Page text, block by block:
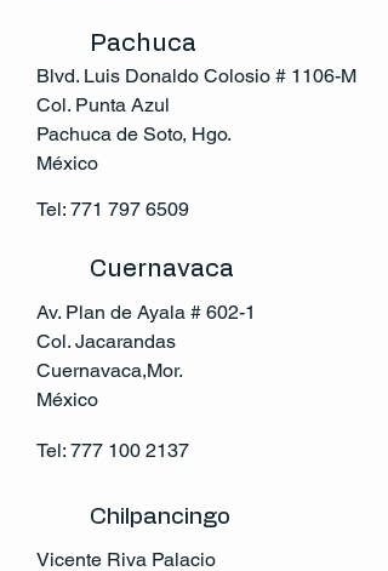
Pachuca
Blvd. Luis Donaldo Colosio # 1106-M
Col. Punta Azul
Pachuca de Soto, Hgo.
México
Tel: 771 797 6509
Cuernavaca
Av. Plan de Ayala # 602-1
Col. Jacarandas
Cuernavaca,Mor.
México
Tel: 777 100 2137
Chilpancingo
Vicente Riva Palacio